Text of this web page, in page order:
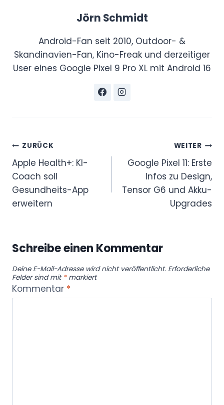
Jörn Schmidt
Android-Fan seit 2010, Outdoor- &
Skandinavien-Fan, Kino-Freak und derzeitiger
User eines Google Pixel 9 Pro XL mit Android 16
Beitragsnavigation
ZURÜCK
Apple Health+: KI-
Coach soll
Gesundheits-App
erweitern
WEITER
Google Pixel 11: Erste
Infos zu Design,
Tensor G6 und Akku-
Upgrades
Schreibe einen Kommentar
Deine E-Mail-Adresse wird nicht veröffentlicht. Erforderliche
Felder sind mit *markiert
Kommentar *